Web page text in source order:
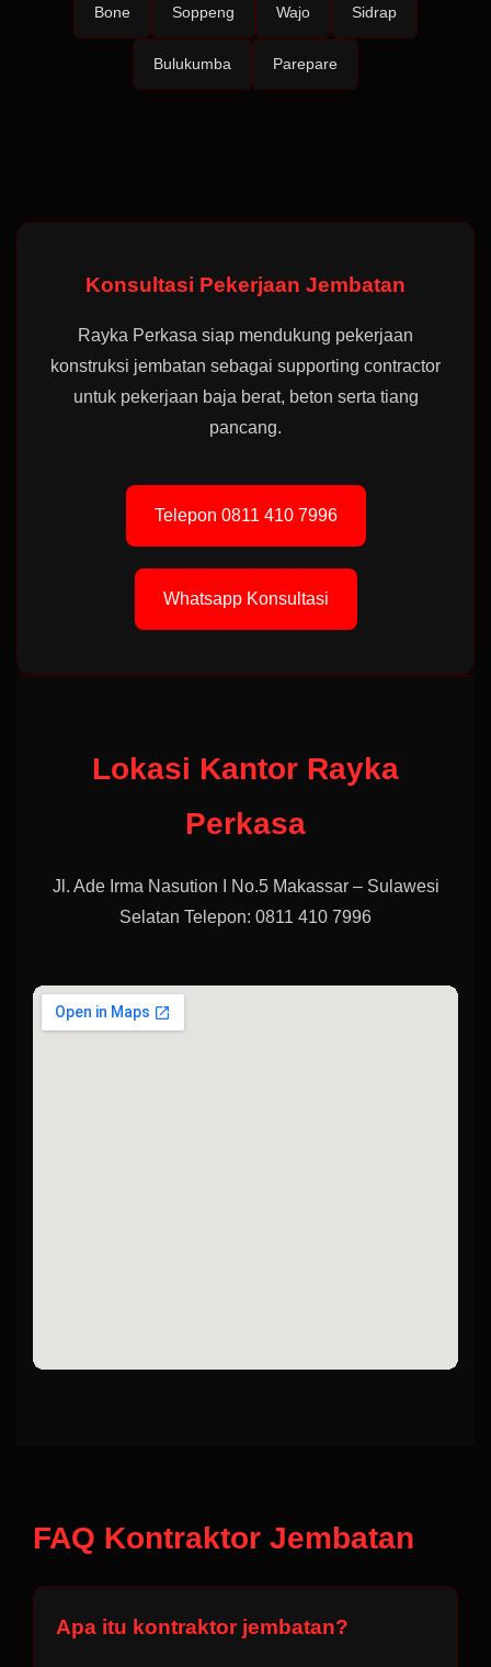
Bone Soppeng Wajo Sidrap
Bulukumba Parepare
Konsultasi Pekerjaan Jembatan
Rayka Perkasa siap mendukung pekerjaan
konstruksi jembatan sebagai supporting contractor
untuk pekerjaan baja berat, beton serta tiang
pancang.
Telepon 0811 410 7996
Whatsapp Konsultasi
Lokasi Kantor Rayka
Perkasa
Jl. Ade Irma Nasution I No.5 Makassar – Sulawesi
Selatan Telepon: 0811 410 7996
FAQ Kontraktor Jembatan
Apa itu kontraktor jembatan?